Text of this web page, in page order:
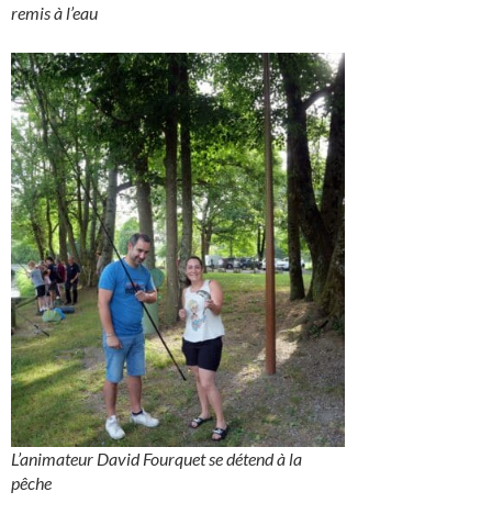
remis à l’eau
L’animateur David Fourquet se détend à la
pêche